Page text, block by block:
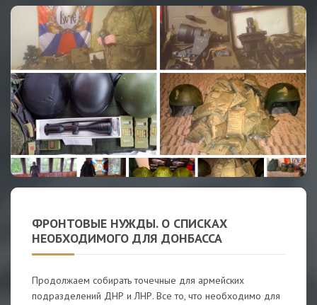
ФРОНТОВЫЕ НУЖДЫ. О СПИСКАХ
НЕОБХОДИМОГО ДЛЯ ДОНБАССА
Продолжаем собирать точечные для армейских
подразделений ДНР и ЛНР. Все то, что необходимо для